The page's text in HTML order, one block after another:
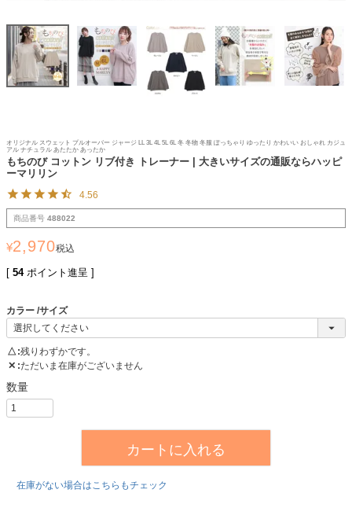
オリジナル スウェット プルオーバー ジャージ LL 3L 4L 5L 6L 冬 冬物 冬服 ぽっちゃり ゆったり かわいい おしゃれ カジュ
アル ナチュラル あたたか あったか
もちのび コットン リブ付き トレーナー | 大きいサイズの通販ならハッピ
ーマリリン
4.56
商品番号 488022
¥2,970税込
[ 54 ポイント進呈 ]
カラー サイズ
△ 残りわずかです。
✕ ただいま在庫がございません
カートに入れる
在庫がない場合はこちらもチェック